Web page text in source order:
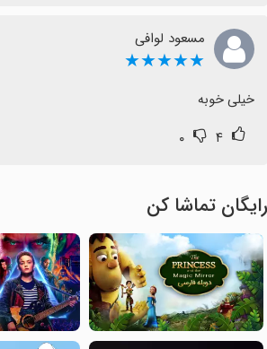
مسعود لوافی
★★★★★
خیلی خوبه
۴ ۰
رایگان تماشا کن